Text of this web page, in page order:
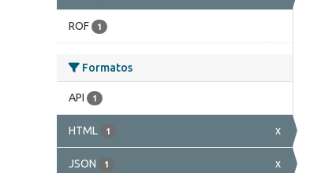
ROF 1
Formatos
API 1
HTML 1 x
JSON 1 x